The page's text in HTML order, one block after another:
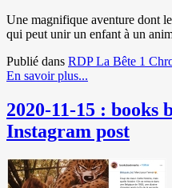
Une magnifique aventure dont
qui peut unir un enfant à un
Publié dans RDP La Bête 1
En savoir plus...
2020-11-15 : books
Instagram post